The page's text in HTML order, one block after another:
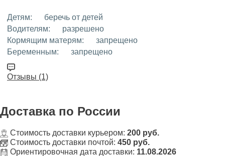
Детям:
беречь от детей
Водителям:
разрешено
Кормящим матерям:
запрещено
Беременным:
запрещено
Отзывы (1)
Доставка по России
Стоимость доставки курьером: 200 руб.
Стоимость доставки почтой: 450 руб.
Ориентировочная дата доставки: 11.08.2026